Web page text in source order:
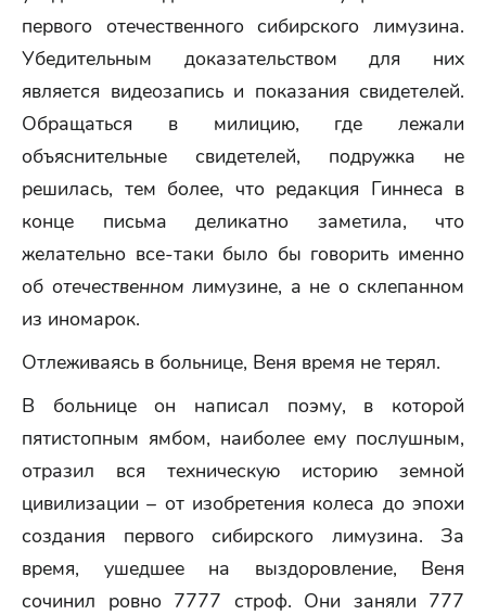
первого отечественного сибирского лимузина.
Убедительным доказательством для них
является видеозапись и показания свидетелей.
Обращаться в милицию, где лежали
объяснительные свидетелей, подружка не
решилась, тем более, что редакция Гиннеса в
конце письма деликатно заметила, что
желательно все-таки было бы говорить именно
об отечественном лимузине, а не о склепанном
из иномарок.
Отлеживаясь в больнице, Веня время не терял.
В больнице он написал поэму, в которой
пятистопным ямбом, наиболее ему послушным,
отразил вся техническую историю земной
цивилизации – от изобретения колеса до эпохи
создания первого сибирского лимузина. За
время, ушедшее на выздоровление, Веня
сочинил ровно 7777 строф. Они заняли 777